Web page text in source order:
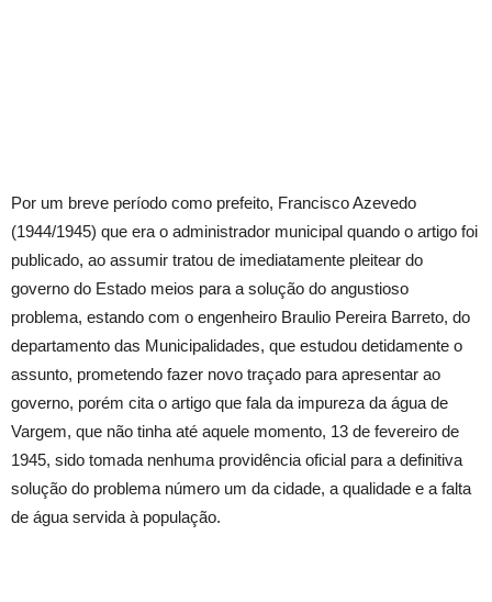
Por um breve período como prefeito, Francisco Azevedo
(1944/1945) que era o administrador municipal quando o artigo foi
publicado, ao assumir tratou de imediatamente pleitear do
governo do Estado meios para a solução do angustioso
problema, estando com o engenheiro Braulio Pereira Barreto, do
departamento das Municipalidades, que estudou detidamente o
assunto, prometendo fazer novo traçado para apresentar ao
governo, porém cita o artigo que fala da impureza da água de
Vargem, que não tinha até aquele momento, 13 de fevereiro de
1945, sido tomada nenhuma providência oficial para a definitiva
solução do problema número um da cidade, a qualidade e a falta
de água servida à população.